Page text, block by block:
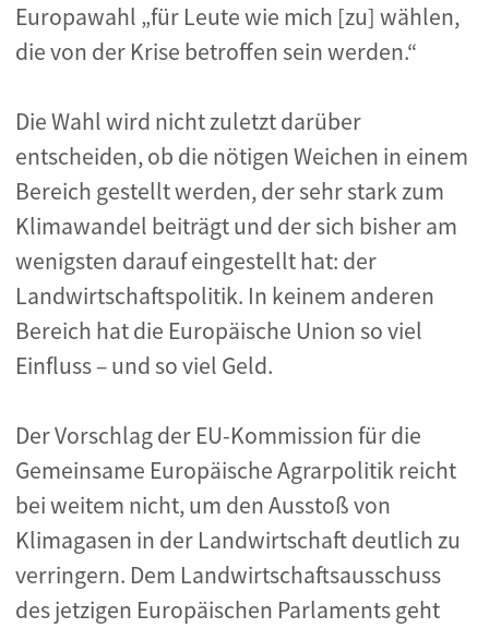
Europawahl „für Leute wie mich [zu] wählen,
die von der Krise betroffen sein werden.“
Die Wahl wird nicht zuletzt darüber
entscheiden, ob die nötigen Weichen in einem
Bereich gestellt werden, der sehr stark zum
Klimawandel beiträgt und der sich bisher am
wenigsten darauf eingestellt hat: der
Landwirtschaftspolitik. In keinem anderen
Bereich hat die Europäische Union so viel
Einfluss – und so viel Geld.
Der Vorschlag der EU-Kommission für die
Gemeinsame Europäische Agrarpolitik reicht
bei weitem nicht, um den Ausstoß von
Klimagasen in der Landwirtschaft deutlich zu
verringern. Dem Landwirtschaftsausschuss
des jetzigen Europäischen Parlaments geht